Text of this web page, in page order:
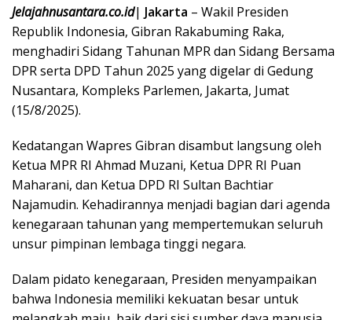
Jelajahnusantara.co.id| Jakarta – Wakil Presiden
Republik Indonesia, Gibran Rakabuming Raka,
menghadiri Sidang Tahunan MPR dan Sidang Bersama
DPR serta DPD Tahun 2025 yang digelar di Gedung
Nusantara, Kompleks Parlemen, Jakarta, Jumat
(15/8/2025).
Kedatangan Wapres Gibran disambut langsung oleh
Ketua MPR RI Ahmad Muzani, Ketua DPR RI Puan
Maharani, dan Ketua DPD RI Sultan Bachtiar
Najamudin. Kehadirannya menjadi bagian dari agenda
kenegaraan tahunan yang mempertemukan seluruh
unsur pimpinan lembaga tinggi negara.
Dalam pidato kenegaraan, Presiden menyampaikan
bahwa Indonesia memiliki kekuatan besar untuk